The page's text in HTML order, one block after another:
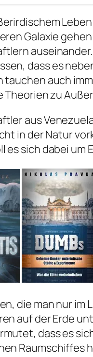
Galaxie
dass es
tauchen auch
Theorien zu
aus
in der Natur
es sich dabei um
die man nur
auf der Erde
dass es
Raumschiffes